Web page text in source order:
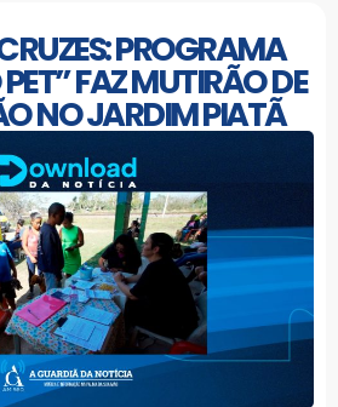
PROGRAMA
FAZ MUTIRÃO DE
NO JARDIM PIATÃ